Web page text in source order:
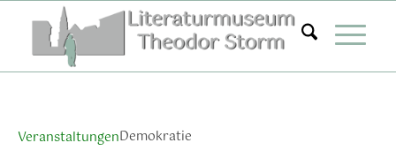
springen
VeranstaltungenDemokratie